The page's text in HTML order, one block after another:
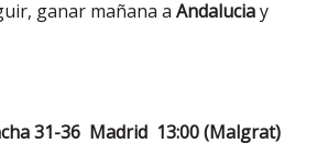
ganar mañana a Andaluciay
31-36 Madrid 13:00 (Malgrat)